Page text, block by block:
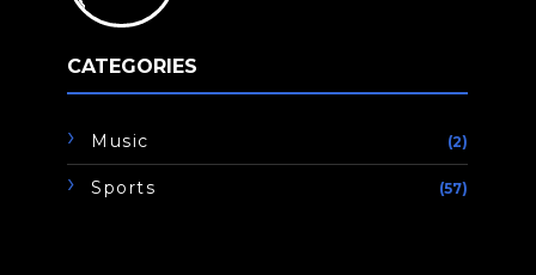
CATEGORIES
Music (2)
Sports (57)